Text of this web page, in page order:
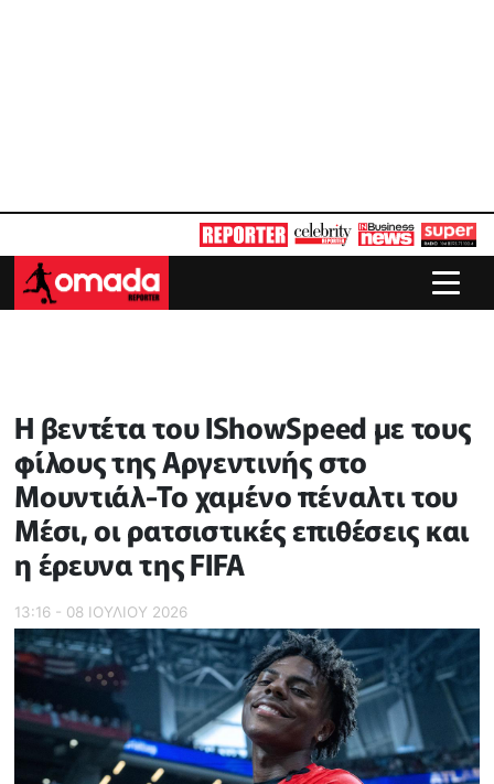
Η βεντέτα του IShowSpeed με τους
φίλους της Αργεντινής στο
Μουντιάλ-Το χαμένο πέναλτι του
Μέσι, οι ρατσιστικές επιθέσεις και
η έρευνα της FIFA
13:16 - 08 ΙΟΥΛΙΟΥ 2026